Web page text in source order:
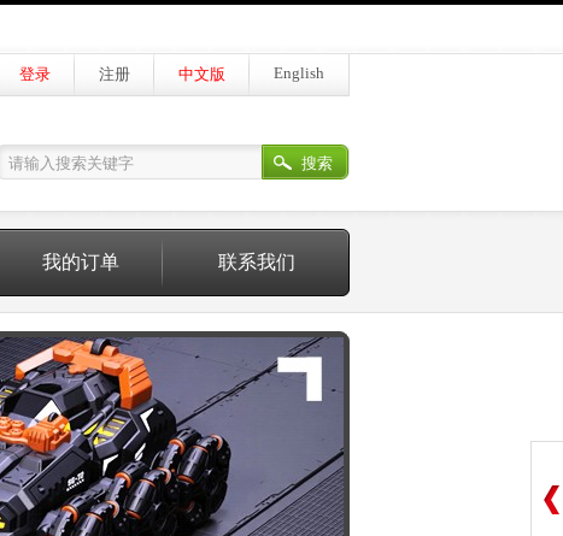
登录 注册 中文版 English
搜索
我的订单 联系我们